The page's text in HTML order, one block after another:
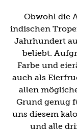
Obwohl die
indischen
Jahrhundert
beliebt.
Farbe und
auch als
allen
Grund genug
uns diesem
und alle